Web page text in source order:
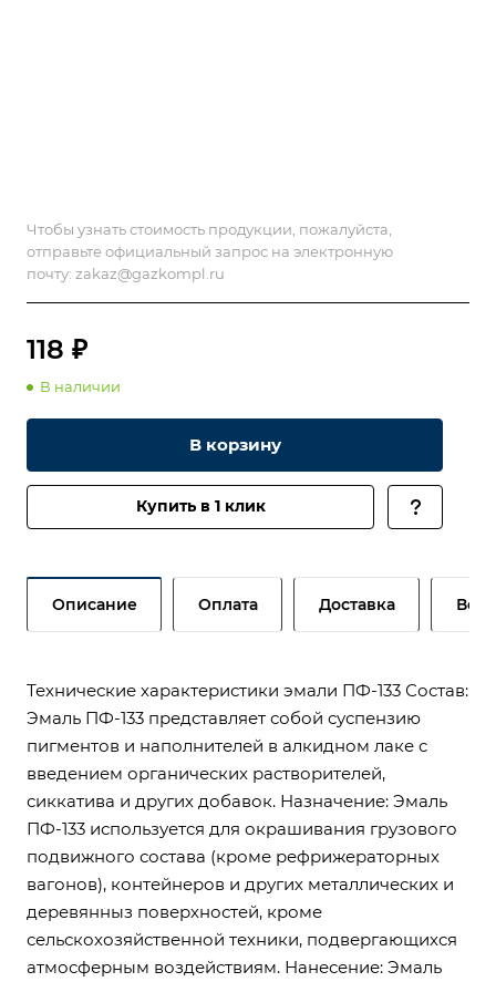
Чтобы узнать стоимость продукции, пожалуйста,
отправьте официальный запрос на электронную
почту: zakaz@gazkompl.ru
118 ₽
В наличии
В корзину
Купить в 1 клик
Описание Оплата Доставка
Технические характеристики эмали ПФ-133 Состав:
Эмаль ПФ-133 представляет собой суспензию
пигментов и наполнителей в алкидном лаке с
введением органических растворителей,
сиккатива и других добавок. Назначение: Эмаль
ПФ-133 используется для окрашивания грузового
подвижного состава (кроме рефрижераторных
вагонов), контейнеров и других металлических и
деревянныз поверхностей, кроме
сельскохозяйственной техники, подвергающихся
атмосферным воздействиям. Нанесение: Эмаль